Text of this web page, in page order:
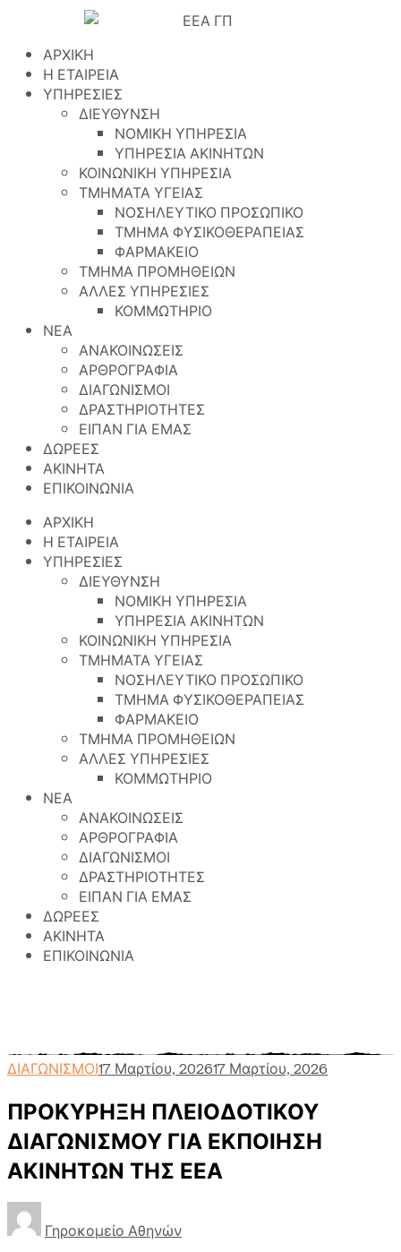
ΑΡΧΙΚΗ
Η ΕΤΑΙΡΕΙΑ
ΥΠΗΡΕΣΙΕΣ
ΔΙΕΥΘΥΝΣΗ
ΝΟΜΙΚΗ ΥΠΗΡΕΣΙΑ
ΥΠΗΡΕΣΙΑ ΑΚΙΝΗΤΩΝ
ΚΟΙΝΩΝΙΚΗ ΥΠΗΡΕΣΙΑ
ΤΜΗΜΑΤΑ ΥΓΕΙΑΣ
ΝΟΣΗΛΕΥΤΙΚΟ ΠΡΟΣΩΠΙΚΟ
ΤΜΗΜΑ ΦΥΣΙΚΟΘΕΡΑΠΕΙΑΣ
ΦΑΡΜΑΚΕΙΟ
ΤΜΗΜΑ ΠΡΟΜΗΘΕΙΩΝ
ΑΛΛΕΣ ΥΠΗΡΕΣΙΕΣ
ΚΟΜΜΩΤΗΡΙΟ
ΝΕΑ
ΑΝΑΚΟΙΝΩΣΕΙΣ
ΑΡΘΡΟΓΡΑΦΙΑ
ΔΙΑΓΩΝΙΣΜΟΙ
ΔΡΑΣΤΗΡΙΟΤΗΤΕΣ
ΕΙΠΑΝ ΓΙΑ ΕΜΑΣ
ΔΩΡΕΕΣ
ΑΚΙΝΗΤΑ
ΕΠΙΚΟΙΝΩΝΙΑ
ΑΡΧΙΚΗ
Η ΕΤΑΙΡΕΙΑ
ΥΠΗΡΕΣΙΕΣ
ΔΙΕΥΘΥΝΣΗ
ΝΟΜΙΚΗ ΥΠΗΡΕΣΙΑ
ΥΠΗΡΕΣΙΑ ΑΚΙΝΗΤΩΝ
ΚΟΙΝΩΝΙΚΗ ΥΠΗΡΕΣΙΑ
ΤΜΗΜΑΤΑ ΥΓΕΙΑΣ
ΝΟΣΗΛΕΥΤΙΚΟ ΠΡΟΣΩΠΙΚΟ
ΤΜΗΜΑ ΦΥΣΙΚΟΘΕΡΑΠΕΙΑΣ
ΦΑΡΜΑΚΕΙΟ
ΤΜΗΜΑ ΠΡΟΜΗΘΕΙΩΝ
ΑΛΛΕΣ ΥΠΗΡΕΣΙΕΣ
ΚΟΜΜΩΤΗΡΙΟ
ΝΕΑ
ΑΝΑΚΟΙΝΩΣΕΙΣ
ΑΡΘΡΟΓΡΑΦΙΑ
ΔΙΑΓΩΝΙΣΜΟΙ
ΔΡΑΣΤΗΡΙΟΤΗΤΕΣ
ΕΙΠΑΝ ΓΙΑ ΕΜΑΣ
ΔΩΡΕΕΣ
ΑΚΙΝΗΤΑ
ΕΠΙΚΟΙΝΩΝΙΑ
ΔΙΑΓΩΝΙΣΜΟΙ17 Μαρτίου, 202617 Μαρτίου, 2026
ΠΡΟΚΥΡΗΞΗ ΠΛΕΙΟΔΟΤΙΚΟΥ
ΔΙΑΓΩΝΙΣΜΟΥ ΓΙΑ ΕΚΠΟΙΗΣΗ
ΑΚΙΝΗΤΩΝ ΤΗΣ ΕΕΑ
Γηροκομείο Αθηνών